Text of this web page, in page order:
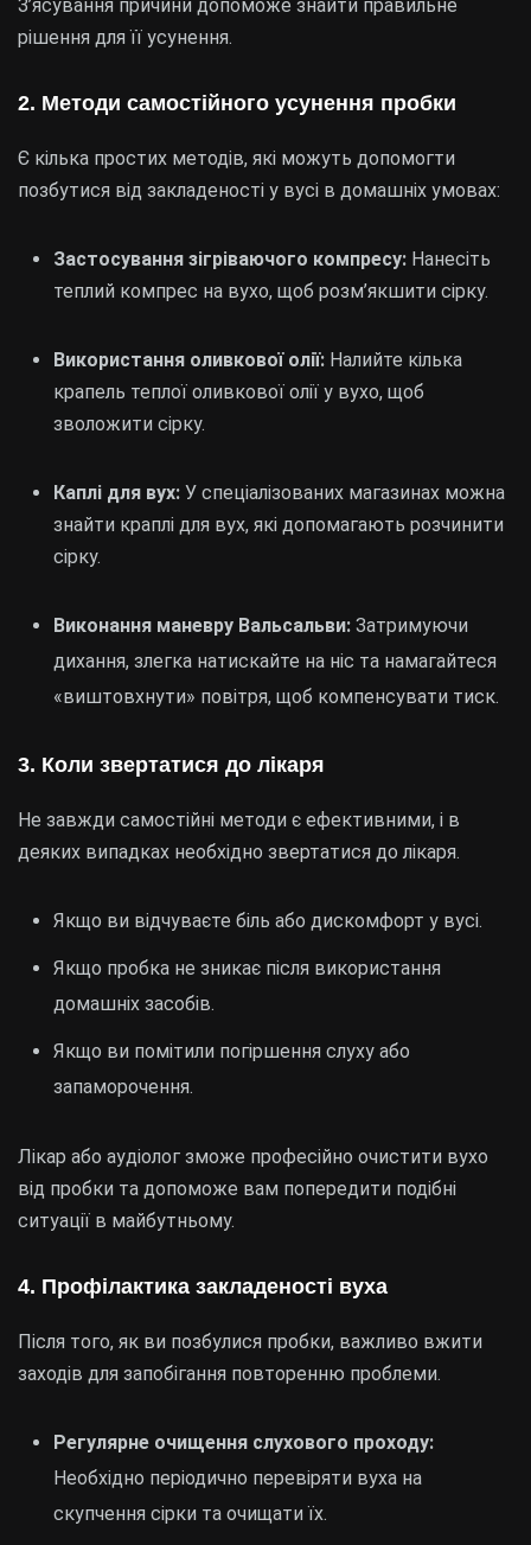
З’ясування причини допоможе знайти правильне
рішення для її усунення.
2. Методи самостійного усунення пробки
Є кілька простих методів, які можуть допомогти
позбутися від закладеності у вусі в домашніх умовах:
Застосування зігріваючого компресу: Нанесіть
теплий компрес на вухо, щоб розм’якшити сірку.
Використання оливкової олії: Налийте кілька
крапель теплої оливкової олії у вухо, щоб
зволожити сірку.
Каплі для вух: У спеціалізованих магазинах можна
знайти краплі для вух, які допомагають розчинити
сірку.
Виконання маневру Вальсальви: Затримуючи
дихання, злегка натискайте на ніс та намагайтеся
«виштовхнути» повітря, щоб компенсувати тиск.
3. Коли звертатися до лікаря
Не завжди самостійні методи є ефективними, і в
деяких випадках необхідно звертатися до лікаря.
Якщо ви відчуваєте біль або дискомфорт у вусі.
Якщо пробка не зникає після використання
домашніх засобів.
Якщо ви помітили погіршення слуху або
запаморочення.
Лікар або аудіолог зможе професійно очистити вухо
від пробки та допоможе вам попередити подібні
ситуації в майбутньому.
4. Профілактика закладеності вуха
Після того, як ви позбулися пробки, важливо вжити
заходів для запобігання повторенню проблеми.
Регулярне очищення слухового проходу:
Необхідно періодично перевіряти вуха на
скупчення сірки та очищати їх.